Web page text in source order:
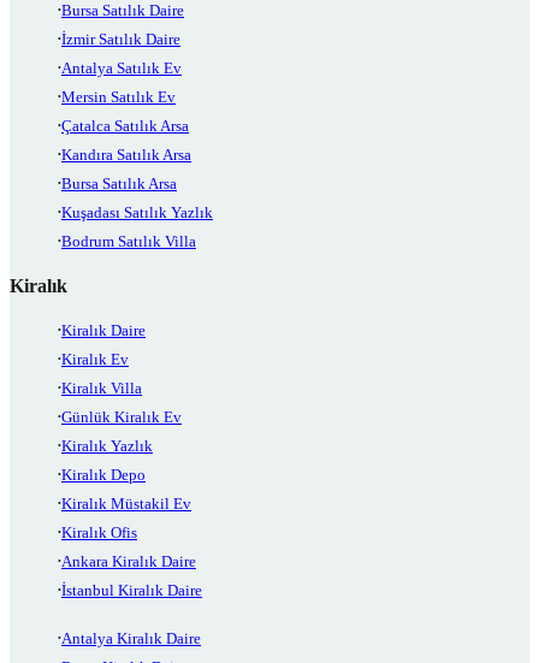
Bursa Satılık Daire
İzmir Satılık Daire
Antalya Satılık Ev
Mersin Satılık Ev
Çatalca Satılık Arsa
Kandıra Satılık Arsa
Bursa Satılık Arsa
Kuşadası Satılık Yazlık
Bodrum Satılık Villa
Kiralık
Kiralık Daire
Kiralık Ev
Kiralık Villa
Günlük Kiralık Ev
Kiralık Yazlık
Kiralık Depo
Kiralık Müstakil Ev
Kiralık Ofis
Ankara Kiralık Daire
İstanbul Kiralık Daire
Antalya Kiralık Daire